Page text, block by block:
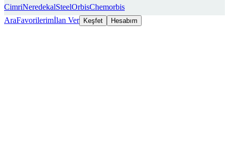
CimriNeredekalSteelOrbisChemorbis
AraFavorilerimİlan Ver Keşfet Hesabım